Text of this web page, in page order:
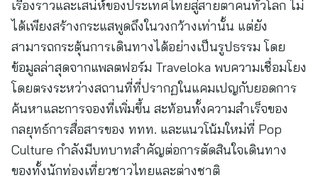
เรื่องราวและเสน่ห์ของประเทศไทยสู่สายตาคนทั่วโลก ไม่
ได้เพียงสร้างกระแสพูดถึงในวงกว้างเท่านั้น แต่ยัง
สามารถกระตุ้นการเดินทางได้อย่างเป็นรูปธรรม โดย
ข้อมูลล่าสุดจากแพลตฟอร์ม Traveloka พบความเชื่อมโยง
โดยตรงระหว่างสถานที่ที่ปรากฏในแคมเปญกับยอดการ
ค้นหาและการจองที่เพิ่มขึ้น สะท้อนทั้งความสำเร็จของ
กลยุทธ์การสื่อสารของ ททท. และแนวโน้มใหม่ที่ Pop
Culture กำลังมีบทบาทสำคัญต่อการตัดสินใจเดินทาง
ของทั้งนักท่องเที่ยวชาวไทยและต่างชาติ